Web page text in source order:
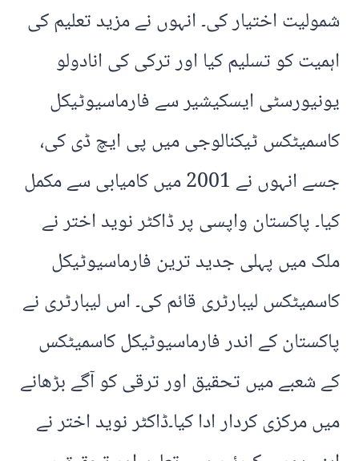
شمولیت اختیار کی۔ انہوں نے مزید تعلیم کی
اہمیت کو تسلیم کیا اور ترکی کی انادولو
یونیورسٹی ایسکیشیر سے فارماسیوٹیکل
کاسمیٹکس ٹیکنالوجی میں پی ایچ ڈی کی،
جسے انہوں نے 2001 میں کامیابی سے مکمل
کیا۔ پاکستان واپسی پر ڈاکٹر نوید اختر نے
ملک میں پہلی جدید ترین فارماسیوٹیکل
کاسمیٹکس لیبارٹری قائم کی۔ اس لیبارٹری نے
پاکستان کے اندر فارماسیوٹیکل کاسمیٹکس
کے شعبے میں تحقیق اور ترقی کو آگے بڑھانے
میں مرکزی کردار ادا کیا۔ڈاکٹر نوید اختر نے